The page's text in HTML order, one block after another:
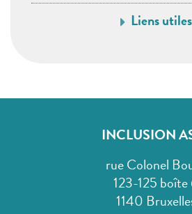
Liens utiles
INCLUSION
rue Colonel
123-125 boîte
1140